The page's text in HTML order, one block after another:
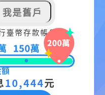
我是舊戶
臺幣存款帳戶
10,444元